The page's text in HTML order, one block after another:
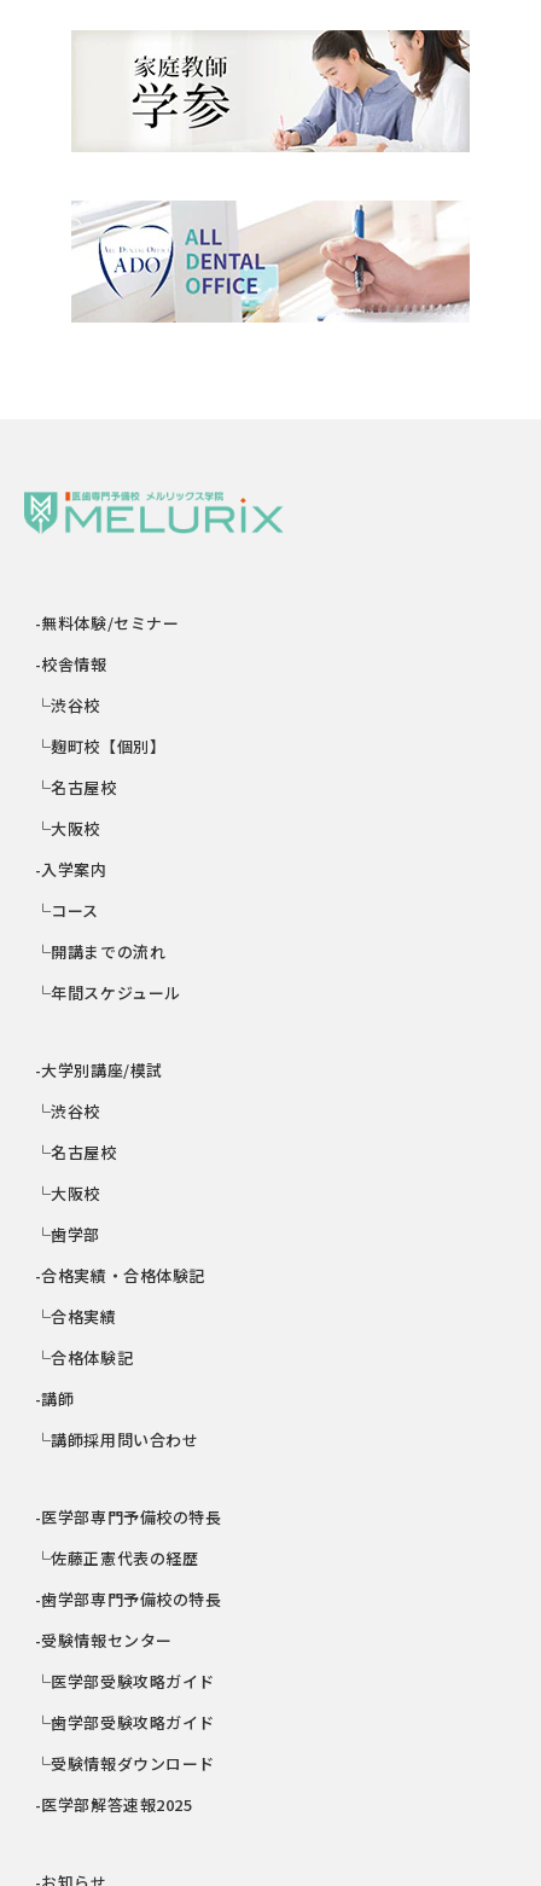
-無料体験/セミナー
-校舎情報
└渋谷校
└麹町校【個別】
└名古屋校
└大阪校
-入学案内
└コース
└開講までの流れ
└年間スケジュール
-大学別講座/模試
└渋谷校
└名古屋校
└大阪校
└歯学部
-合格実績・合格体験記
└合格実績
└合格体験記
-講師
└講師採用問い合わせ
-医学部専門予備校の特長
└佐藤正憲代表の経歴
-歯学部専門予備校の特長
-受験情報センター
└医学部受験攻略ガイド
└歯学部受験攻略ガイド
└受験情報ダウンロード
-医学部解答速報2025